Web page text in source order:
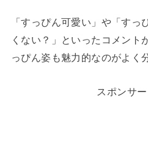
「すっぴん可愛い」や「す
くない？」といったコメント
っぴん姿も魅力的なのがよく
スポンサ